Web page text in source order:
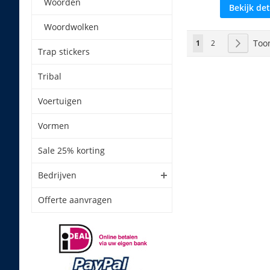
Bekijk
Pagina
U lees momenteel
1 Pagina
2 Pagina
Woordwolken
Trap stickers
Tribal
Voertuigen
Vormen
Sale 25% korting
Bedrijven
Offerte aanvragen